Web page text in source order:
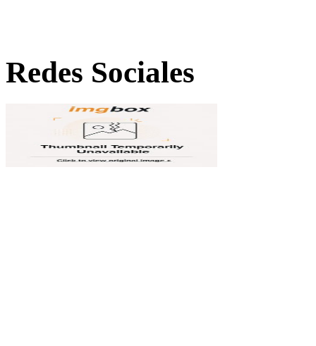
Redes Sociales